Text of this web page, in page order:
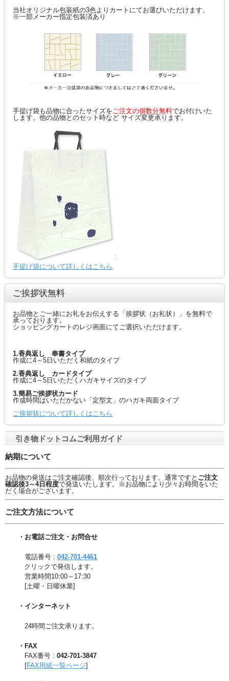
当社オリジナル包装紙の3色よりカートにてお選びいただけます。
※一部メーカー指定包装済あり
手提げ袋も品物に合ったサイズを ご注文の個数分無料でお付けいた
します。他の品物とのセット時など サイズ変更承ります。
手提げ袋について詳しくはこちら
ご挨拶状無料
お品物とご一緒にお礼をお伝えする「挨拶状（お礼状）」を無料で
承っております。
ショッピングカートのレジ画面にてご選択いただけます。
1.香典返し 奉書タイプ
作成に4～5日いただく和紙のタイプ
2.香典返し カードタイプ
作成に4～5日いただくハガキサイズのタイプ
3.簡易ご挨拶状カード
作成時間はいただかない「定型文」のハガキ両面タイプ
ご挨拶状について詳しくはこちら
引き物ドットコムご利用ガイド
納期について
お品物の発送はご注文確認後、順次行っております。通常ですと ご注文
確認後3～4日程度で発送いたします。※お品物により少々お時間をいた
だく場合がございます。
ご注文方法について
・お電話ご注文・お問合せ
電話番号 : 042-701-4461
クリックで発信します。
営業時間10:00～17:30
[土曜・日曜休業]
・インターネット
24時間ご注文承ります。
・FAX
FAX番号 : 042-701-3847
[FAX用紙一覧ページ]